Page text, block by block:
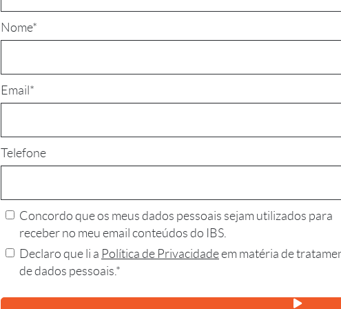
Nome*
Email*
Telefone
Concordo que os meus dados pessoais sejam utilizados para
receber no meu email conteúdos do IBS.
Declaro que li a Política de Privacidadeem matéria de
de dados pessoais.*